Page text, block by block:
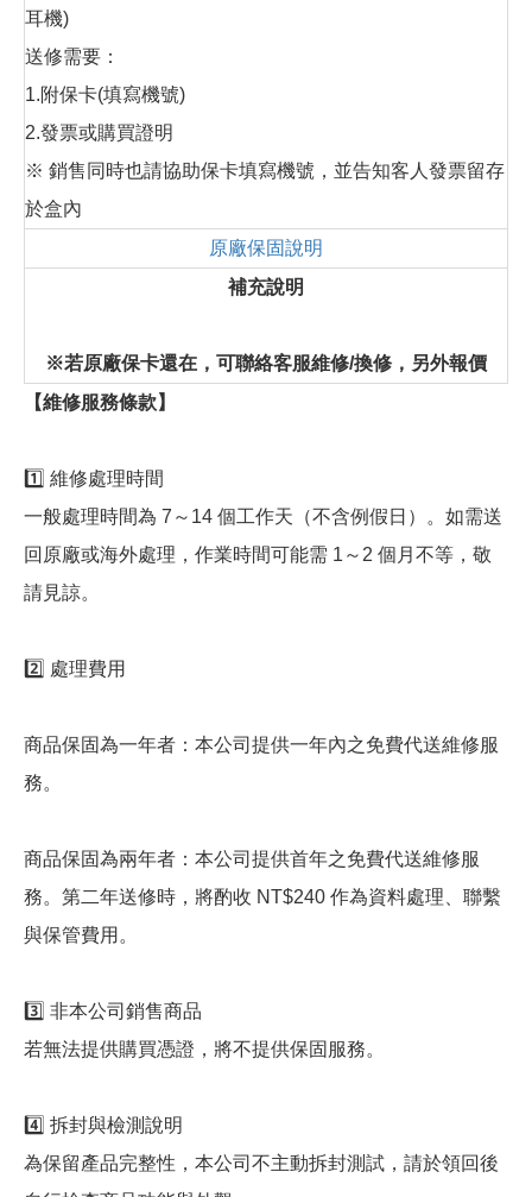
耳機)
送修需要：
1.附保卡(填寫機號)
2.發票或購買證明
※ 銷售同時也請協助保卡填寫機號，並告知客人發票留存
於盒內
原廠保固說明
補充說明
※若原廠保卡還在，可聯絡客服維修/換修，另外報價
【維修服務條款】
1️⃣ 維修處理時間
一般處理時間為 7～14 個工作天（不含例假日）。如需送
回原廠或海外處理，作業時間可能需 1～2 個月不等，敬
請見諒。
2️⃣ 處理費用
商品保固為一年者：本公司提供一年內之免費代送維修服
務。
商品保固為兩年者：本公司提供首年之免費代送維修服
務。第二年送修時，將酌收 NT$240 作為資料處理、聯繫
與保管費用。
3️⃣ 非本公司銷售商品
若無法提供購買憑證，將不提供保固服務。
4️⃣ 拆封與檢測說明
為保留產品完整性，本公司不主動拆封測試，請於領回後